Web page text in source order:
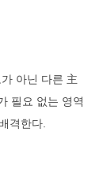
아닌 다른 主
필요 없는 영역
격한다.